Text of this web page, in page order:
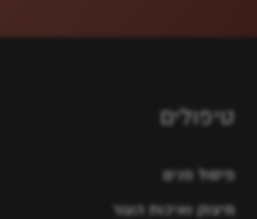
טיפולים
פיסול פנים
מיצוק ואיכות העור